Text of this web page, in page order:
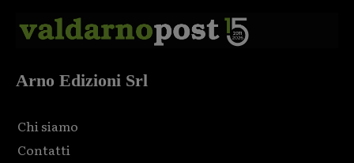
Arno Edizioni Srl
Chi siamo
Contatti